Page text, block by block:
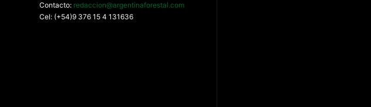
Contacto: redaccion@argentinaforestal.com
Cel: (+54)9 376 15 4 131636